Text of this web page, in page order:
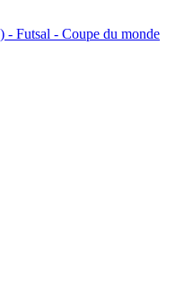
Futsal - Coupe du monde